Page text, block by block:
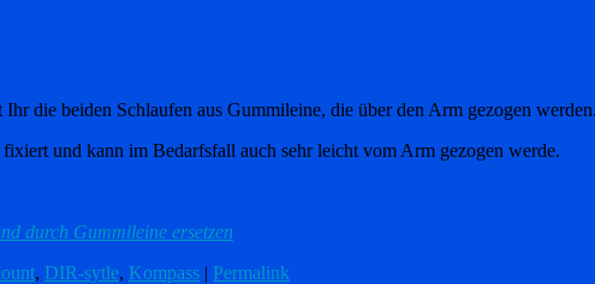
die beiden Schlaufen aus Gummileine, die über den Arm gezogen
und kann im Bedarfsfall auch sehr leicht vom Arm gezogen werde.
durch Gummileine ersetzen
, DIR-sytle, Kompass | Permalink